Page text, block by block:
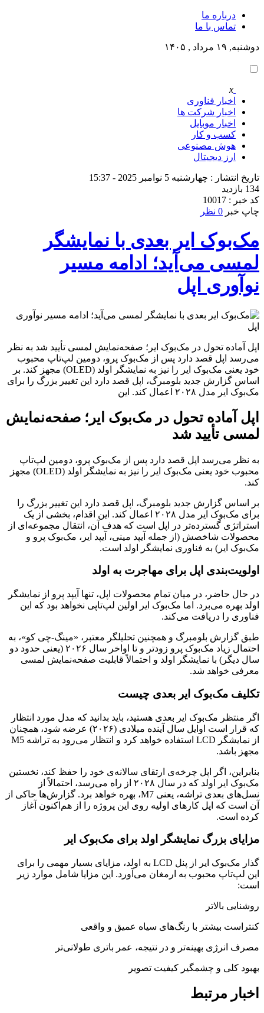
درباره ما
تماس با ما
دوشنبه, ۱۹ مرداد , ۱۴۰۵
x
اخبار فناوری
اخبار شرکت ها
اخبار موبایل
کسب و کار
هوش مصنوعی
ارز دیجیتال
تاریخ انتشار : چهارشنبه 5 نوامبر 2025 - 15:37
134 بازدید
کد خبر : 10017
چاپ خبر 0 نظر
مک‌بوک ایر بعدی با نمایشگر
لمسی می‌آید؛ ادامه مسیر
نوآوری اپل
اپل آماده تحول در مک‌بوک ایر؛ صفحه‌نمایش لمسی تأیید شد به نظر
می‌رسد اپل قصد دارد پس از مک‌بوک پرو، دومین لپ‌تاپ محبوب
خود یعنی مک‌بوک ایر را نیز به نمایشگر اولد (OLED) مجهز کند. بر
اساس گزارش جدید بلومبرگ، اپل قصد دارد این تغییر بزرگ را برای
مک‌بوک ایر مدل ۲۰۲۸ اعمال کند. این
اپل آماده تحول در مک‌بوک ایر؛ صفحه‌نمایش
لمسی تأیید شد
به نظر می‌رسد اپل قصد دارد پس از مک‌بوک پرو، دومین لپ‌تاپ
محبوب خود یعنی مک‌بوک ایر را نیز به نمایشگر اولد (OLED) مجهز
کند.
بر اساس گزارش جدید بلومبرگ، اپل قصد دارد این تغییر بزرگ را
برای مک‌بوک ایر مدل ۲۰۲۸ اعمال کند. این اقدام، بخشی از یک
استراتژی گسترده‌تر در اپل است که هدف آن، انتقال مجموعه‌ای از
محصولات شاخصش (از جمله آیپد مینی، آیپد ایر، مک‌بوک پرو و
مک‌بوک ایر) به فناوری نمایشگر اولد است.
اولویت‌بندی اپل برای مهاجرت به اولد
در حال حاضر، در میان تمام محصولات اپل، تنها آیپد پرو از نمایشگر
اولد بهره می‌برد. اما مک‌بوک ایر اولین لپ‌تاپی نخواهد بود که این
فناوری را دریافت می‌کند.
طبق گزارش بلومبرگ و همچنین تحلیلگر معتبر، «مینگ-چی کو»، به
احتمال زیاد مک‌بوک پرو زودتر و تا اواخر سال ۲۰۲۶ (یعنی حدود دو
سال دیگر) با نمایشگر اولد و احتمالاً قابلیت صفحه‌نمایش لمسی
معرفی خواهد شد.
تکلیف مک‌بوک ایر بعدی چیست
اگر منتظر مک‌بوک ایر بعدی هستید، باید بدانید که مدل مورد انتظار
که قرار است اوایل سال آینده میلادی (۲۰۲۶) عرضه شود، همچنان
از نمایشگر LCD استفاده خواهد کرد و انتظار می‌رود به تراشه M5
مجهز باشد.
بنابراین، اگر اپل چرخه‌ی ارتقای سالانه‌ی خود را حفظ کند، نخستین
مک‌بوک ایر اولد که در سال ۲۰۲۸ از راه می‌رسد، احتمالاً از
نسل‌های بعدی تراشه، یعنی M7، بهره خواهد برد. گزارش‌ها حاکی از
آن است که اپل کارهای اولیه روی این پروژه را از هم‌اکنون آغاز
کرده است.
مزایای بزرگ نمایشگر اولد برای مک‌بوک ایر
گذار مک‌بوک ایر از پنل LCD به اولد، مزایای بسیار مهمی را برای
این لپ‌تاپ محبوب به ارمغان می‌آورد. این مزایا شامل موارد زیر
است:
روشنایی بالاتر
کنتراست بیشتر با رنگ‌های سیاه عمیق و واقعی
مصرف انرژی بهینه‌تر و در نتیجه، عمر باتری طولانی‌تر
بهبود کلی و چشمگیر کیفیت تصویر
اخبار مرتبط